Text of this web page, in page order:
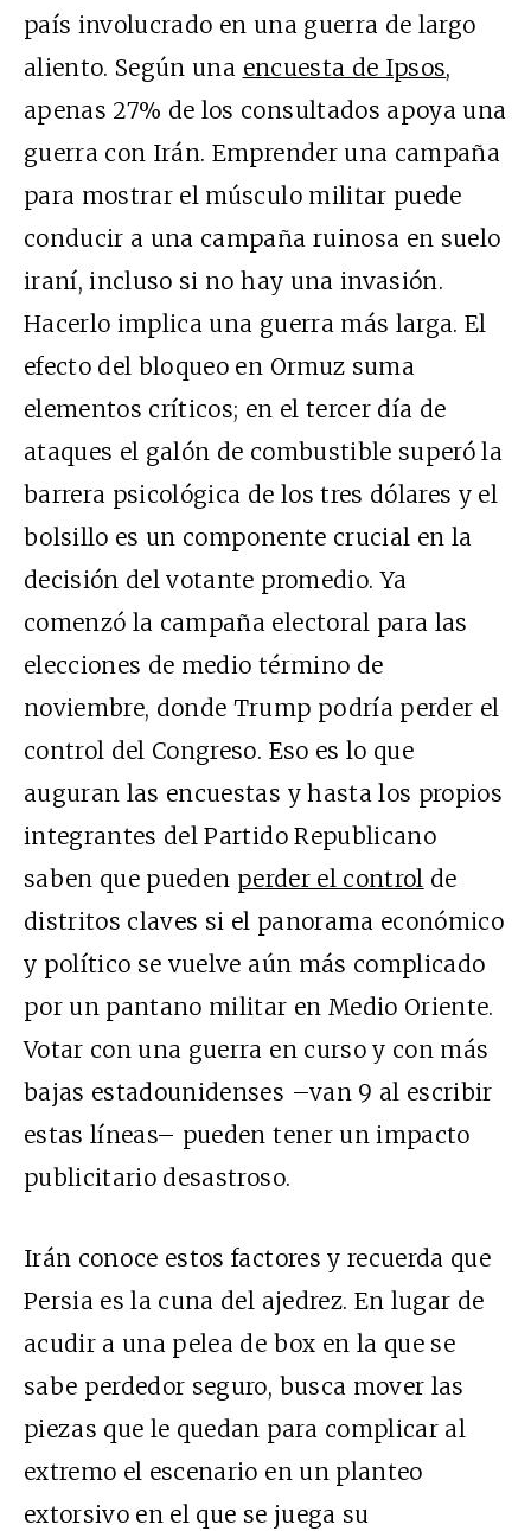
país involucrado en una guerra de largo
aliento. Según una encuesta de Ipsos,
apenas 27% de los consultados apoya una
guerra con Irán. Emprender una campaña
para mostrar el músculo militar puede
conducir a una campaña ruinosa en suelo
iraní, incluso si no hay una invasión.
Hacerlo implica una guerra más larga. El
efecto del bloqueo en Ormuz suma
elementos críticos; en el tercer día de
ataques el galón de combustible superó la
barrera psicológica de los tres dólares y el
bolsillo es un componente crucial en la
decisión del votante promedio. Ya
comenzó la campaña electoral para las
elecciones de medio término de
noviembre, donde Trump podría perder el
control del Congreso. Eso es lo que
auguran las encuestas y hasta los propios
integrantes del Partido Republicano
saben que pueden perder el control de
distritos claves si el panorama económico
y político se vuelve aún más complicado
por un pantano militar en Medio Oriente.
Votar con una guerra en curso y con más
bajas estadounidenses –van 9 al escribir
estas líneas– pueden tener un impacto
publicitario desastroso.
Irán conoce estos factores y recuerda que
Persia es la cuna del ajedrez. En lugar de
acudir a una pelea de box en la que se
sabe perdedor seguro, busca mover las
piezas que le quedan para complicar al
extremo el escenario en un planteo
extorsivo en el que se juega su